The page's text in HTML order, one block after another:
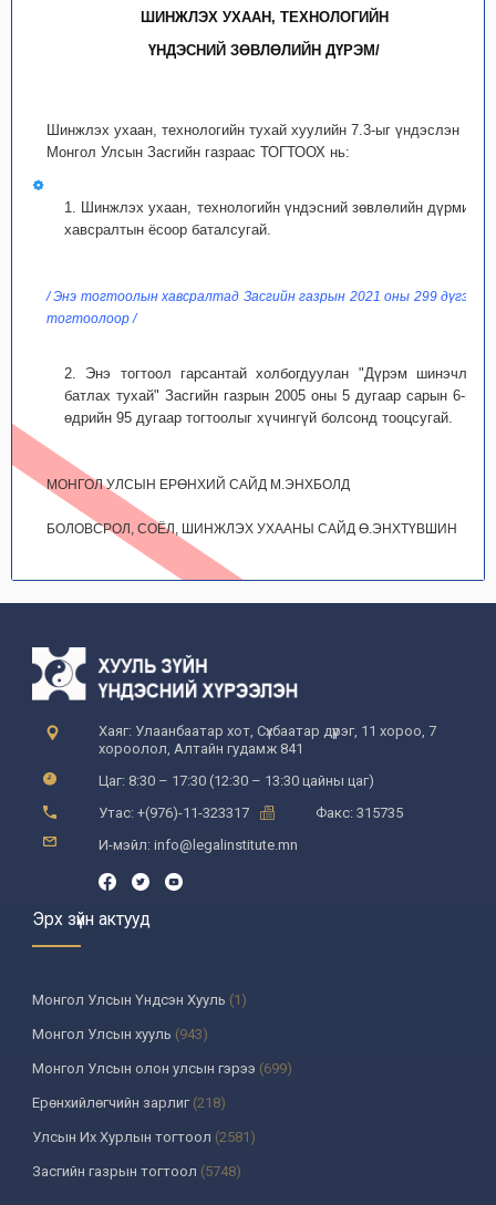
ШИНЖЛЭХ УХААН, ТЕХНОЛОГИЙН
ҮНДЭСНИЙ ЗӨВЛӨЛИЙН ДҮРЭМ/
Шинжлэх ухаан, технологийн тухай хуулийн 7.3-ыг үндэслэн
Монгол Улсын Засгийн газраас ТОГТООХ нь:
1. Шинжлэх ухаан, технологийн үндэсний зөвлөлийн дүрмийг
хавсралтын ёсоор баталсугай.
/ Энэ тогтоолын хавсралтад Засгийн газрын 2021 оны 299 дүгээр
тогтоолоор /
2. Энэ тогтоол гарсантай холбогдуулан "Дүрэм шинэчлэн
батлах тухай" Засгийн газрын 2005 оны 5 дугаар сарын 6-ны
өдрийн 95 дугаар тогтоолыг хүчингүй болсонд тооцсугай.
МОНГОЛ УЛСЫН ЕРӨНХИЙ САЙД М.ЭНХБОЛД
БОЛОВСРОЛ, СОЁЛ, ШИНЖЛЭХ УХААНЫ САЙД Ө.ЭНХТҮВШИН
Хаяг: Улаанбаатар хот, Сүхбаатар дүүрэг, 11 хороо, 7
хороолол, Алтайн гудамж 841
Цаг: 8:30 – 17:30 (12:30 – 13:30 цайны цаг)
Утас: +(976)-11-323317
Факс: 315735
И-мэйл: info@legalinstitute.mn
Эрх зүйн актууд
Монгол Улсын Үндсэн Хууль (1)
Монгол Улсын хууль (943)
Монгол Улсын олон улсын гэрээ (699)
Ерөнхийлөгчийн зарлиг(218)
Улсын Их Хурлын тогтоол (2581)
Засгийн газрын тогтоол (5748)